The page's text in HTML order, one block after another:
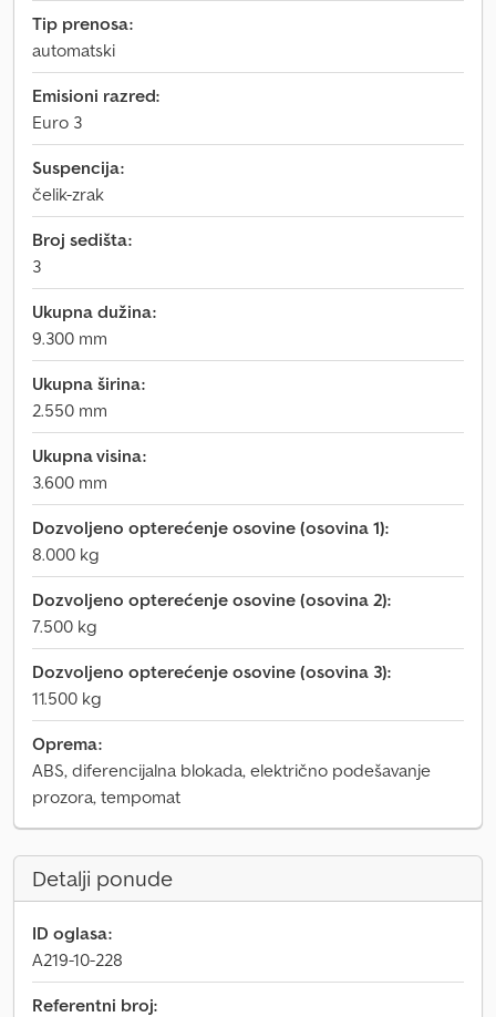
Tip prenosa:
automatski
Emisioni razred:
Euro 3
Suspencija:
čelik-zrak
Broj sedišta:
3
Ukupna dužina:
9.300 mm
Ukupna širina:
2.550 mm
Ukupna visina:
3.600 mm
Dozvoljeno opterećenje osovine (osovina 1):
8.000 kg
Dozvoljeno opterećenje osovine (osovina 2):
7.500 kg
Dozvoljeno opterećenje osovine (osovina 3):
11.500 kg
Oprema:
ABS, diferencijalna blokada, električno podešavanje
prozora, tempomat
Detalji ponude
ID oglasa:
A219-10-228
Referentni broj: